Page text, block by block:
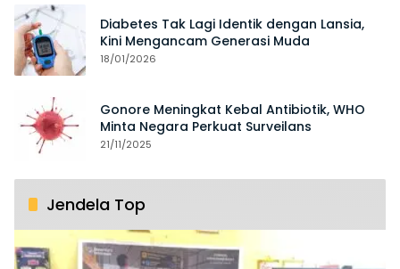
Diabetes Tak Lagi Identik dengan Lansia,
Kini Mengancam Generasi Muda
18/01/2026
Gonore Meningkat Kebal Antibiotik, WHO
Minta Negara Perkuat Surveilans
21/11/2025
Jendela Top